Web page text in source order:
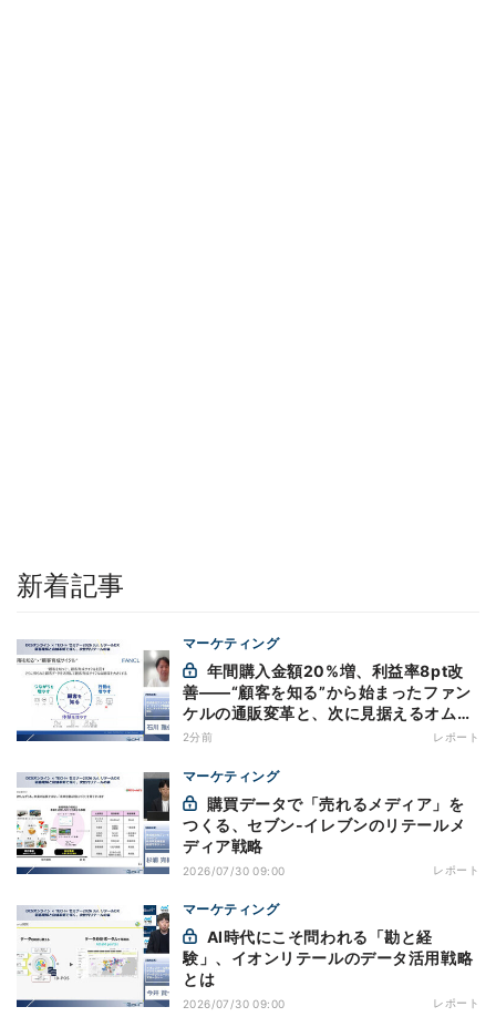
新着記事
マーケティング
善——“顧客を知る”から始まったファン
ケルの通販変革と、次に見据えるオムニ
チャネル
2分前 レポート
マーケティング
つくる、セブン-イレブンのリテールメ
ディア戦略
2026/07/30 09:00 レポート
マーケティング
験」、イオンリテールのデータ活用戦略
とは
2026/07/30 09:00 レポート